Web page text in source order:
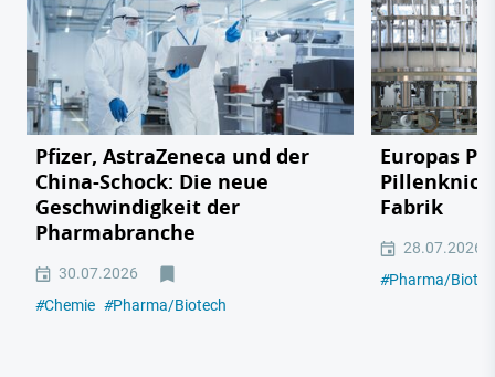
Pfizer, AstraZeneca und der
China-Schock: Die neue
Geschwindigkeit der
Pharmabranche
30.07.2026
#Chemie #Pharma/Biotech
Europas
Fabrik
28.07.2026
#Pharma/